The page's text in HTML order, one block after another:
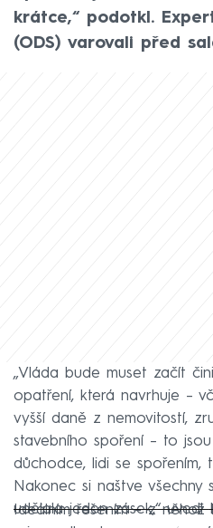
krátce,“ podotkl.
(ODS) varovali před
„Vláda bude muset začít
opatření, která navrhuje –
vyšší daně z nemovitostí,
stavebního spoření – to
důchodce, lidi se spořením,
Nakonec si naštve všechny
udělala jeden zásek,“ uvedl
Ideálním řešením – z